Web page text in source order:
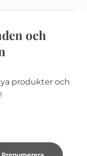
och
produkter och